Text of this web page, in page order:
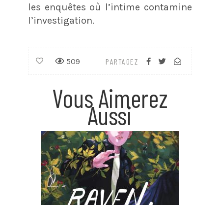
les enquêtes où l’intime contamine
l’investigation.
PARTAGEZ
509
Vous Aimerez
Aussi